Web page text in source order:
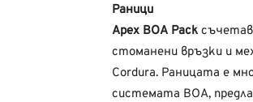
Раници
Apex BOA Pack
стоманени връзки и
Cordura. Раницата е
системата BOA,